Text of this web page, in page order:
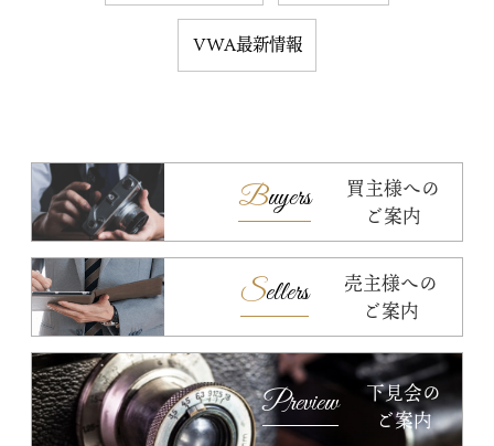
VWA最新情報
Buyers
買主様への
ご案内
Sellers
売主様への
ご案内
Preview
下見会の
ご案内